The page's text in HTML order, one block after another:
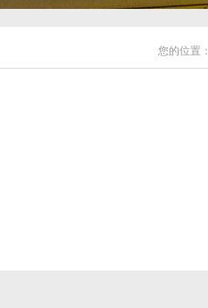
您的位置：